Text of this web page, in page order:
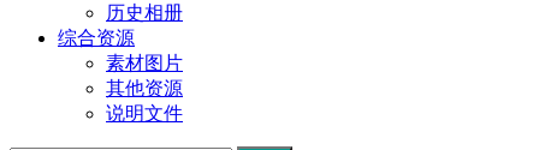
历史相册
综合资源
素材图片
其他资源
说明文件